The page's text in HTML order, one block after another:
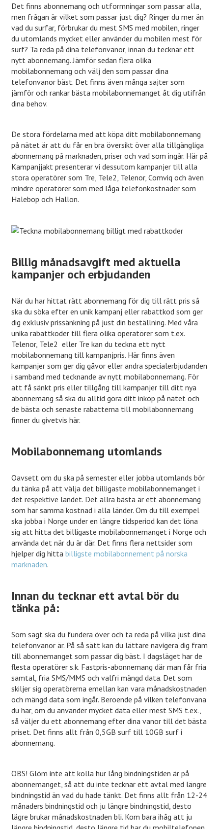
Det finns abonnemang och utformningar som passar alla,
men frågan är vilket som passar just dig? Ringer du mer än
vad du surfar, förbrukar du mest SMS med mobilen, ringer
du utomlands mycket eller använder du mobilen mest för
surf? Ta reda på dina telefonvanor, innan du tecknar ett
nytt abonnemang. Jämför sedan flera olika
mobilabonnemang och välj den som passar dina
telefonvanor bäst. Det finns även många sajter som
jämför och rankar bästa mobilabonnemanget åt dig utifrån
dina behov.
De stora fördelarna med att köpa ditt mobilabonnemang
på nätet är att du får en bra översikt över alla tillgängliga
abonnemang på marknaden, priser och vad som ingår. Här på
Kampanjjakt presenterar vi dessutom kampanjer till alla
stora operatörer som Tre, Tele2, Telenor, Comviq och även
mindre operatörer som med låga telefonkostnader som
Halebop och Hallon.
Billig månadsavgift med aktuella
kampanjer och erbjudanden
När du har hittat rätt abonnemang för dig till rätt pris så
ska du söka efter en unik kampanj eller rabattkod som ger
dig exklusiv prissänkning på just din beställning. Med våra
unika rabattkoder till flera olika operatörer som t.ex.
Telenor, Tele2 eller Tre kan du teckna ett nytt
mobilabonnemang till kampanjpris. Här finns även
kampanjer som ger dig gåvor eller andra specialerbjudanden
i samband med tecknande av nytt mobilabonnemang. För
att få sänkt pris eller tillgång till kampanjer till ditt nya
abonnemang så ska du alltid göra ditt inköp på nätet och
de bästa och senaste rabatterna till mobilabonnemang
finner du givetvis här.
Mobilabonnemang utomlands
Oavsett om du ska på semester eller jobba utomlands bör
du tänka på att välja det billigaste mobilabonnemanget i
det respektive landet. Det allra bästa är ett abonnemang
som har samma kostnad i alla länder. Om du till exempel
ska jobba i Norge under en längre tidsperiod kan det löna
sig att hitta det billigaste mobilabonnemanget i Norge och
använda det när du är där. Det finns flera nettsider som
hjelper dig hittabilligste mobilabonnement på norska
marknaden.
Innan du tecknar ett avtal bör du
tänka på:
Som sagt ska du fundera över och ta reda på vilka just dina
telefonvanor är. På så sätt kan du lättare navigera dig fram
till abonnemanget som passar dig bäst. I dagsläget har de
flesta operatörer s.k. Fastpris-abonnemang där man får fria
samtal, fria SMS/MMS och valfri mängd data. Det som
skiljer sig operatörerna emellan kan vara månadskostnaden
och mängd data som ingår. Beroende på vilken telefonvana
du har, om du använder mycket data eller mest SMS t.ex.,
så väljer du ett abonnemang efter dina vanor till det bästa
priset. Det finns allt från 0,5GB surf till 10GB surf i
abonnemang.
OBS! Glöm inte att kolla hur lång bindningstiden är på
abonnemanget, så att du inte tecknar ett avtal med längre
bindningstid än vad du hade tänkt. Det finns allt från 12-24
månaders bindningstid och ju längre bindningstid, desto
lägre brukar månadskostnaden bli. Kom bara ihåg att ju